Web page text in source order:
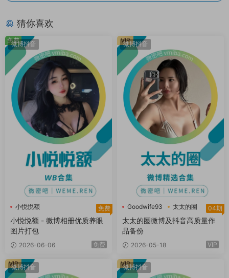
猜你喜欢
微博抖音
小悦悦额 免费
小悦悦额 - 微博相册优质养眼
图片打包
2026-06-06 免费
免费 微博抖音
Goodwife93
太太的圈
好太太hhh
04期
太太的圈微博及抖音高质量作
品备份
2026-05-18 VIP
VIP
微博抖音
VIP 微博抖音
VIP